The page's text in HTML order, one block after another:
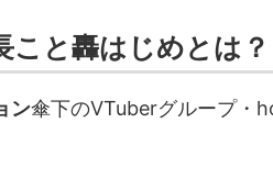
こと轟はじめとは？
ン傘下のVTuberグループ・